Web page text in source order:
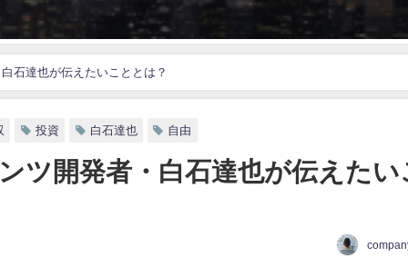
石達也が伝えたいこととは？
投資 白石達也 自由
ツ開発者・白石達也が伝えたい